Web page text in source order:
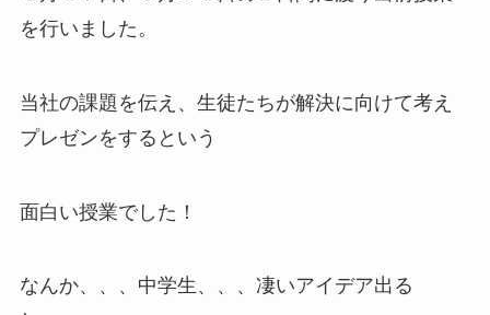
を行いました。
当社の課題を伝え、生徒たちが解決に向けて考え
プレゼンをするという
面白い授業でした！
なんか、、、中学生、、、凄いアイデア出る